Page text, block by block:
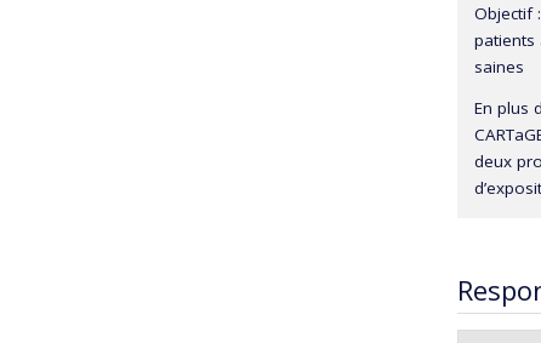
Objectif
patients
saines
En plus
deux